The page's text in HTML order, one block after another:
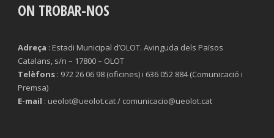
ON TROBAR-NOS
Adreça : Estadi Municipal d’OLOT. Avinguda dels Països
Catalans, s/n – 17800 – OLOT
Telèfons : 972 26 06 98 (oficines) i 636 052 884 (Comunicació i
Premsa)
E-mail : ueolot@ueolot.cat / comunicacio@ueolot.cat